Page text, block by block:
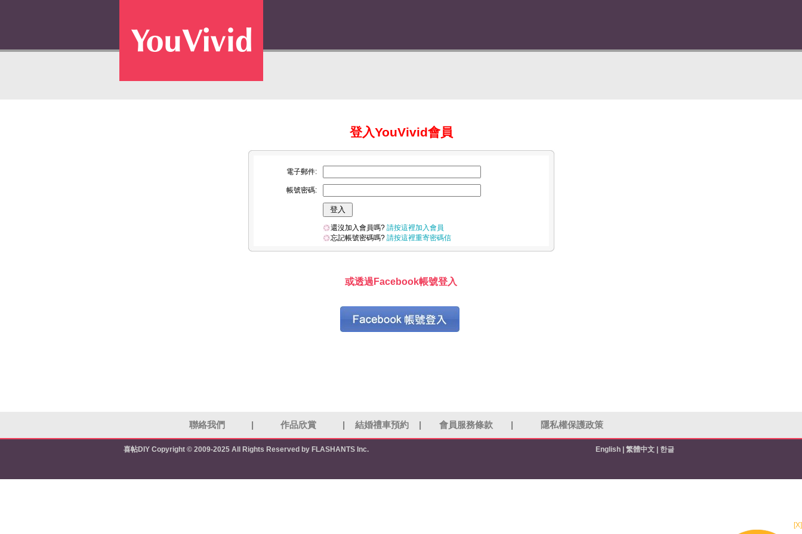
登入YouVivid會員
電子郵件:
帳號密碼:
還沒加入會員嗎? 請按這裡加入會員
忘記帳號密碼嗎? 請按這裡重寄密碼信
或透過Facebook帳號登入
聯絡我們 作品欣賞 結婚禮車預約 會員服務條款 隱私權保護政策
喜帖DIY Copyright © 2009-2025 All Rights Reserved by FLASHANTS Inc. English 繁體中文 한글
[X]